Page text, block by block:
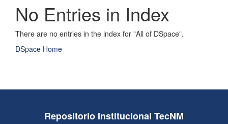
No Entries in Index
There are no entries in the index for "All of DSpace".
DSpace Home
Repositorio Institucional TecNM